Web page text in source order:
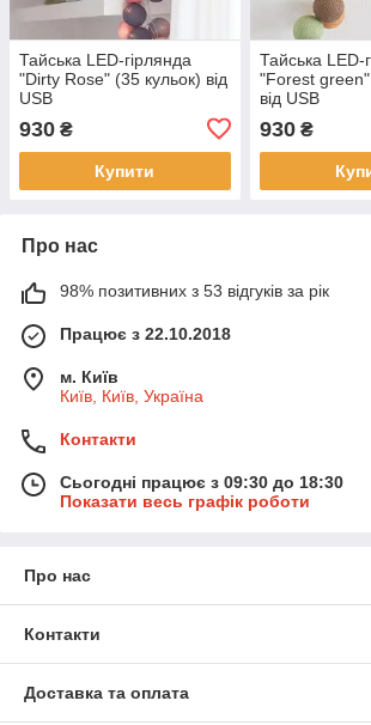
Тайська LED-гірлянда
"Dirty Rose" (35 кульок) від
USB
930 ₴
Купити
Тайська LED-
"Forest green"
від USB
930₴
Про нас
98% позитивних з 53 відгуків за рік
Працює з 22.10.2018
м. Київ
Київ, Київ, Україна
Контакти
Сьогодні працює з 09:30 до 18:30
Показати весь графік роботи
Про нас
Контакти
Доставка та оплата